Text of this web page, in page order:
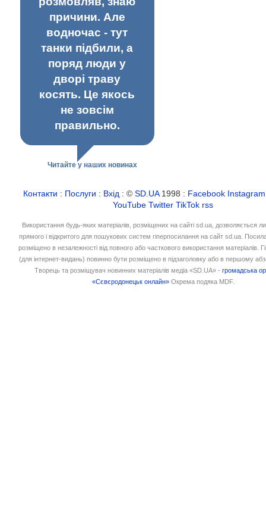
причини. Але
водночас - тут
танки підбили, а
поряд люди у
дворі траву
косять. Це якось
не зовсім
правильно.
Читайте у наших новинах
Контакти : Послуги : Вхід : ©SD.UA1998 : Facebook Instagram
YouTube Twitter TikTok rss
Використання будь-яких матеріалів, розміщених на сайті sd.ua, дозволяється
прямого і відкритого для пошукових систем гіперпосилання на сайт sd.ua.
розміщено в незалежності від повного або часткового використання матеріалів.
(для інтернет-видань) повинно бути розміщено в підзаголовку або в першому
Творець та розміщувач новинних матеріалів медіа «SD.UA» -громадська
«Сєвєродонецьк онлайн» Окрема подяка MDF.